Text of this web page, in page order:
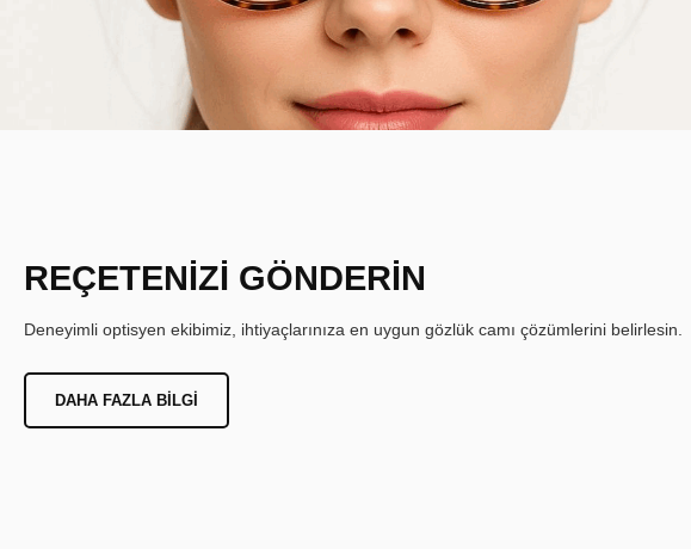
REÇETENİZİ GÖNDERİN
Deneyimli optisyen ekibimiz, ihtiyaçlarınıza en uygun gözlük camı çözümlerini belirlesin.
DAHA FAZLA BILGI